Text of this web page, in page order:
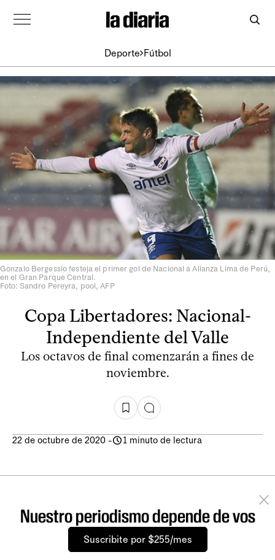
Deporte Fútbol
Gonzalo Bergessio festeja el primer gol de Nacional a Alianza Lima de Perú,
en el Gran Parque Central.
Foto: Sandro Pereyra, pool, AFP
Copa Libertadores: Nacional-
Independiente del Valle
Los octavos de final comenzarán a fines de
noviembre.
22 de octubre de 2020 - 1 minuto de lectura
Nuestro periodismo depende de vos
Suscribite por $255/mes